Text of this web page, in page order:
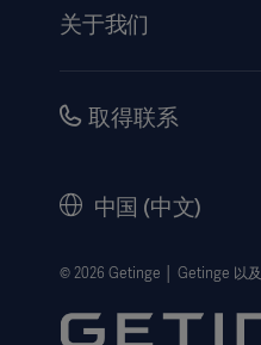
活动
关于我们
职业
隐私政策
网站免责声明
取得联系
中国 (中文)
© 2026 Getinge │ Getinge 以及